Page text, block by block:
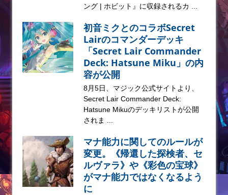
ング | ホビット』に収録されるカ ...
初音ミクとのコラボSecret
Lairのコマンダーデッキ
「Secret Lair Commander
Deck: Hatsune Miku」の内
容が公開
8月5日、マジック公式サイトより、
Secret Lair Commander Deck:
Hatsune Mikuのデッキリストが公開
されま ...
マナ能力に関してのルールが
変更。《帰還した探検者、セ
ルヴァラ》や《彩色の宝球》
がマナ能力ではなくなるよう
に